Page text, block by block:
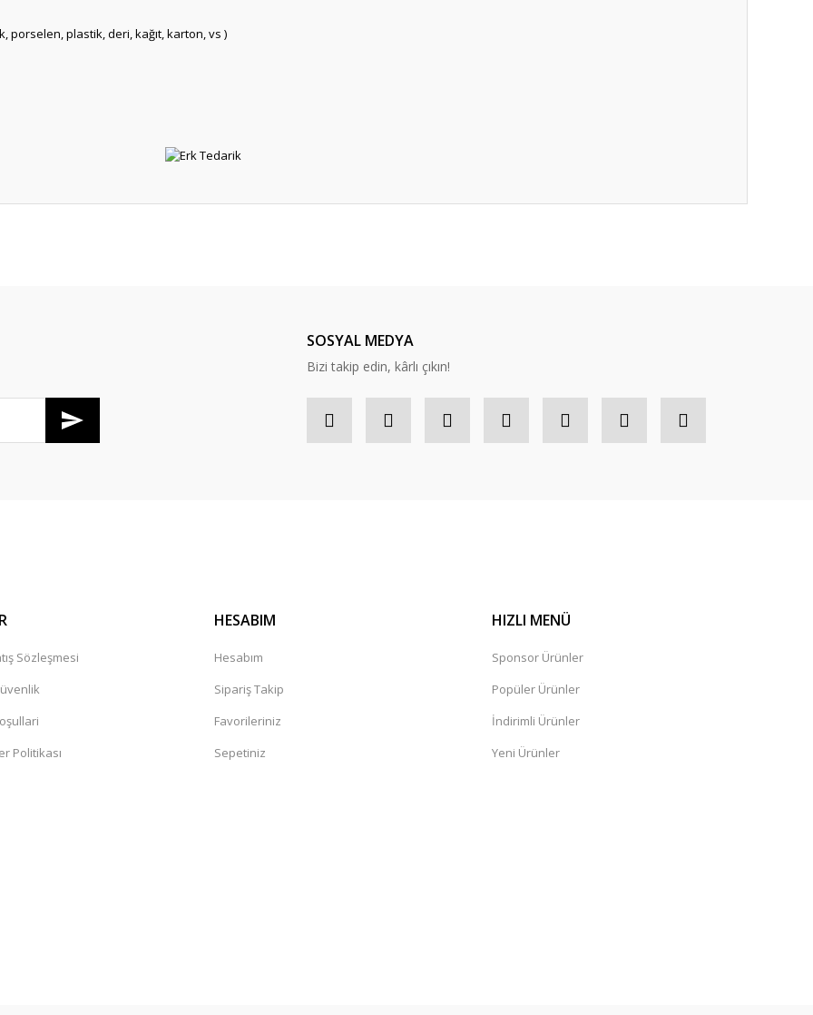
plastik, deri, kağıt, karton, vs )
SOSYAL MEDYA
Bizi takip edin, kârlı çıkın!
Sözleşmesi
Politikası
HESABIM
Hesabım
Sipariş Takip
Favorileriniz
Sepetiniz
HIZLI MENÜ
Sponsor Ürünler
Popüler Ürünler
İndirimli Ürünler
Yeni Ürünler